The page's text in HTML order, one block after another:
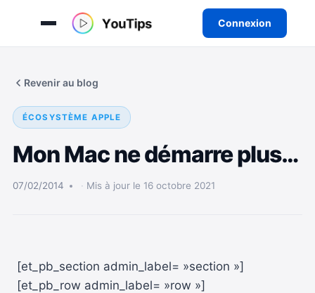
Connexion
Revenir au blog
ÉCOSYSTÈME APPLE
Mon Mac ne démarre plus…
07/02/2014 Mis à jour le 16 octobre 2021
[et_pb_section admin_label= »section »]
[et_pb_row admin_label= »row »]